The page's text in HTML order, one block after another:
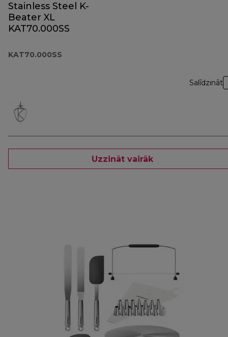
Stainless Steel K-
Beater XL
KAT70.000SS
KAT70.000SS
Salīdzināt
Uzzināt vairāk